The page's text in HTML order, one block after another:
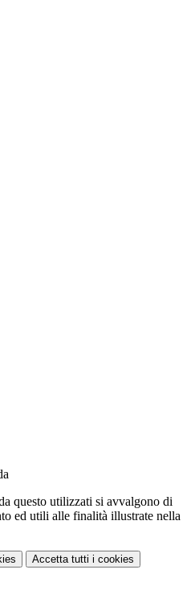
questo utilizzati si avvalgono di
ed utili alle finalità illustrate nella
Accetta tutti i cookies